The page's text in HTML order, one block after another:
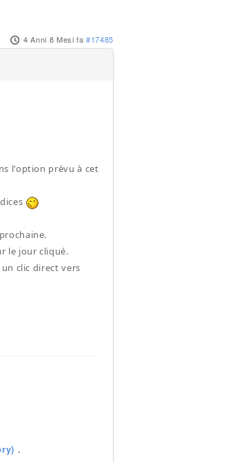
4 Anni 8 Mesi fa #17485
l'option prévu à cet
le jour cliqué.
clic direct vers
.